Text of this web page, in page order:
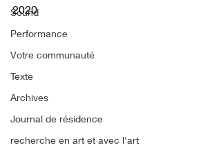
Sound
Performance
Votre communauté
Texte
Archives
Journal de résidence
recherche en art et avec l'art
2020